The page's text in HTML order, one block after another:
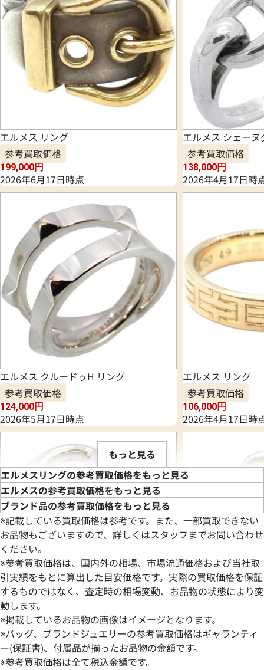
エルメス リング
参考買取価格
199,000円
2026年6月17日時点
エルメス シェー
参考買取価格
138,000円
2026年4月17日時
エルメス クルードゥH リング
参考買取価格
124,000円
2026年5月17日時点
エルメス リング
参考買取価格
106,000円
2026年4月17日時
エルメス シェーヌダンクル リング
参考買取価格
100,000円
2026年5月17日時点
エルメス リング
参考買取価格
69,000
もっと見る
エルメスリングの参考買取価格をもっと見る
エルメスの参考買取価格をもっと見る
ブランド品の参考買取価格をもっと見る
※記載している買取価格は参考です。また、一部買取できない
お品物もございますので、詳しくはスタッフまでお問い合わせ
ください。
※参考買取価格は、国内外の相場、市場流通価格および当社取
引実績をもとに算出した目安価格です。実際の買取価格を保証
するものではなく、査定時の相場変動、お品物の状態により変
動します。
※掲載しているお品物の画像はイメージとなります。
※バッグ、ブランドジュエリーの参考買取価格はギャランティ
ー(保証書)、付属品が揃ったお品物の金額です。
※参考買取価格は全て税込金額です。